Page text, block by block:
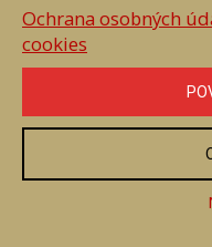
Číslo
Ochrana osobných
cookies